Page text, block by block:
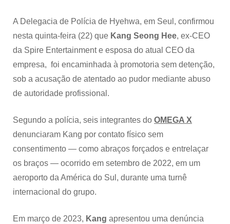
A Delegacia de Polícia de Hyehwa, em Seul, confirmou
nesta quinta-feira (22) que Kang Seong Hee, ex-CEO
da Spire Entertainment e esposa do atual CEO da
empresa, foi encaminhada à promotoria sem detenção,
sob a acusação de atentado ao pudor mediante abuso
de autoridade profissional.
Segundo a polícia, seis integrantes do OMEGA X
denunciaram Kang por contato físico sem
consentimento — como abraços forçados e entrelaçar
os braços — ocorrido em setembro de 2022, em um
aeroporto da América do Sul, durante uma turnê
internacional do grupo.
Em março de 2023, Kang apresentou uma denúncia